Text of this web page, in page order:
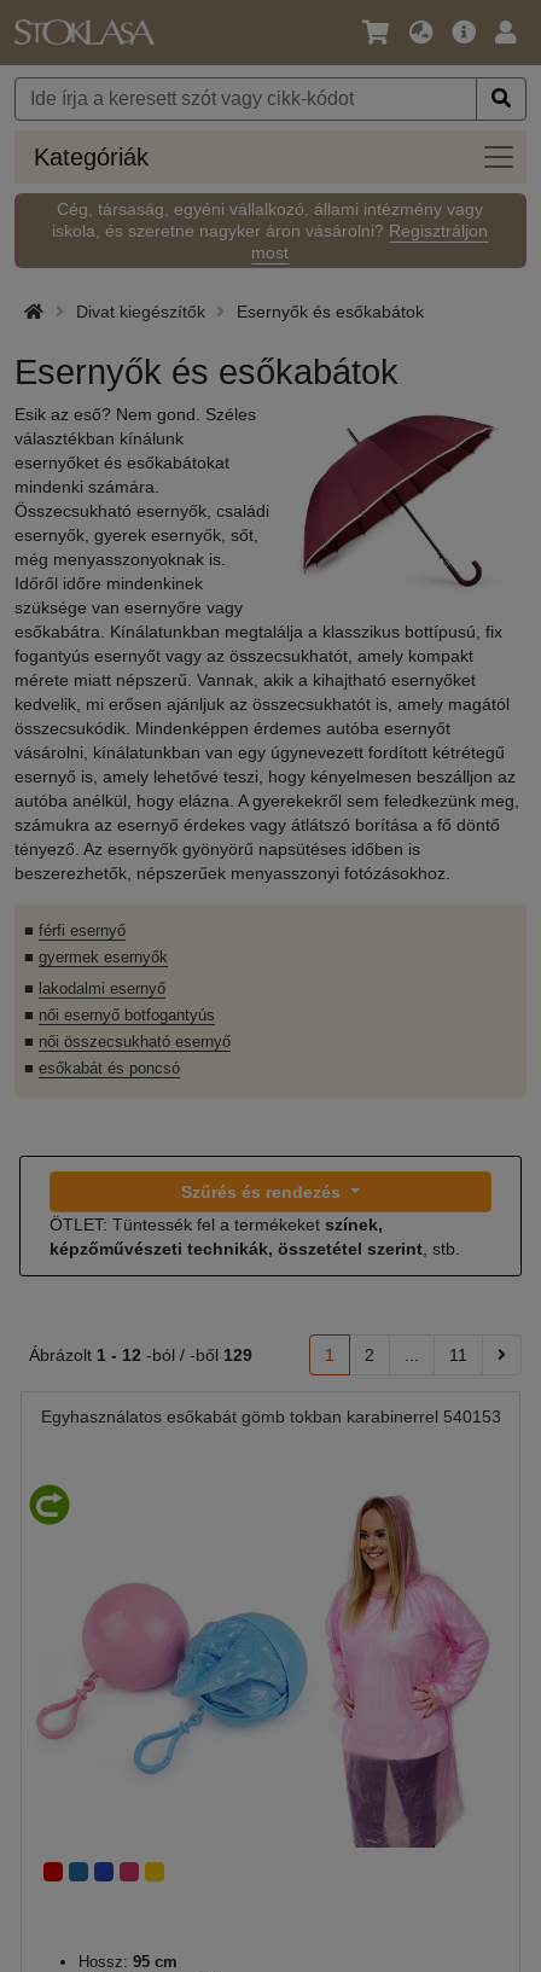
Nyelv
Pénznem
Fő
Kategóriák
Cég, társaság, egyéni vállalkozó, állami intézmény vagy
iskola, és szeretne nagyker áron vásárolni? Regisztráljon
most
Divat kiegészítők Esernyők és esőkabátok
Esernyők és esőkabátok
Esik az eső? Nem gond. Széles
választékban kínálunk
esernyőket és esőkabátokat
mindenki számára.
Összecsukható esernyők, családi
esernyők, gyerek esernyők, sőt,
még menyasszonyoknak is.
Időről időre mindenkinek
szüksége van esernyőre vagy
esőkabátra. Kínálatunkban megtalálja a klasszikus bottípusú, fix
fogantyús esernyőt vagy az összecsukhatót, amely kompakt
mérete miatt népszerű. Vannak, akik a kihajtható esernyőket
kedvelik, mi erősen ajánljuk az összecsukhatót is, amely magától
összecsukódik. Mindenképpen érdemes autóba esernyőt
vásárolni, kínálatunkban van egy úgynevezett fordított kétrétegű
esernyő is, amely lehetővé teszi, hogy kényelmesen beszálljon az
autóba anélkül, hogy elázna. A gyerekekről sem feledkezünk meg,
számukra az esernyő érdekes vagy átlátszó borítása a fő döntő
tényező. Az esernyők gyönyörű napsütéses időben is
beszerezhetők, népszerűek menyasszonyi fotózásokhoz.
■ férfi esernyő
■ gyermek esernyők
■ lakodalmi esernyő
■ női esernyő botfogantyús
■ női összecsukható esernyő
■ esőkabát és poncsó
Szűrés és rendezés
ÖTLET: Tüntessék fel a termékeket színek,
képzőművészeti technikák, összetétel szerint , stb.
Ábrázolt 1 - 12 -ból / -ből 129 1 2 11
Egyhasználatos esőkabát gömb tokban karabinerrel 540153
Hossz: 95 cm